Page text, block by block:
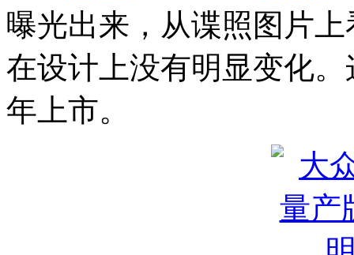
曝光出来，从谍照图片
在设计上没有明显变化。
年上市。